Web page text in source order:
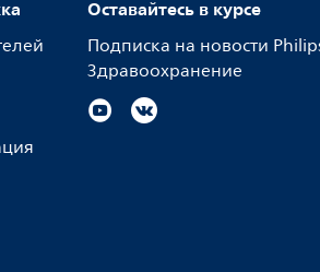
Оставайтесь в курсе
Подписка на новости
Здравоохранение